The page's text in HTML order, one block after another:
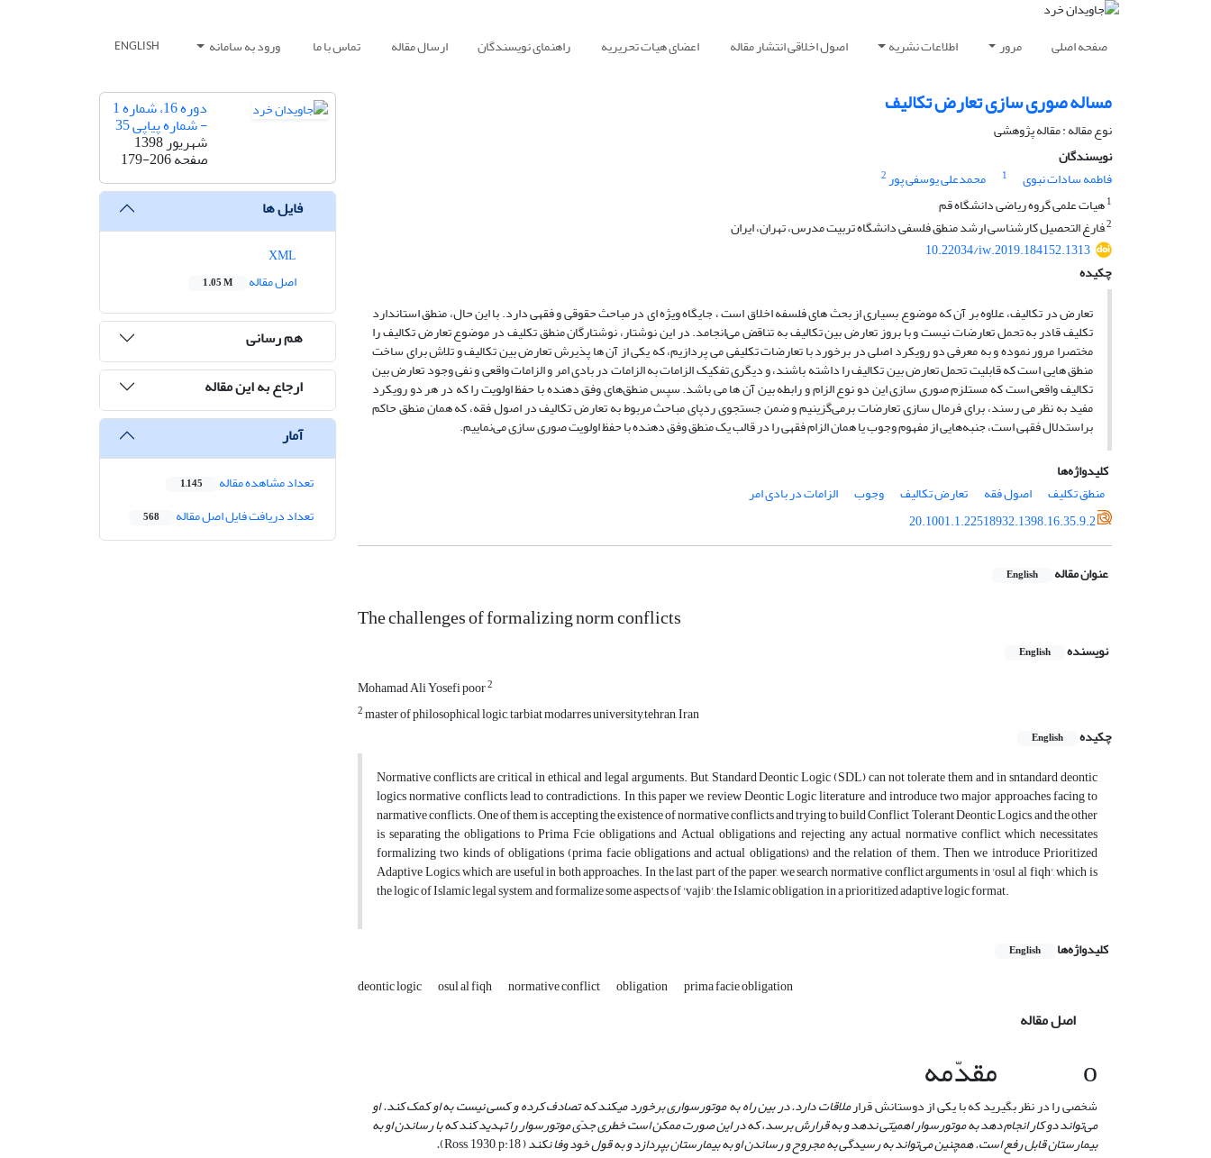
صفحه اصلی مرور اطلاعات نشریه اصول اخلاقی انتشار مقاله اعضای هیات تحریریه راهنمای نویسندگان ارسال مقاله تماس با ما ورود به سامانه ENGLISH
مساله صوری سازی تعارض تکالیف
نوع مقاله : مقاله پژوهشی
نویسندگان
فاطمه سادات نبوی
1 محمدعلی یوسفی پور2
1هیات علمی گروه ریاضی دانشگاه قم
2َفارغ التحصیل کارشناسی ارشد منطق فلسفی دانشگاه تربیت مدرس، تهران، ایران
10.22034/iw.2019.184152.1313
چکیده
تعارض در تکالیف، علاوه بر آن که موضوع بسیاری از بحث های فلسفه اخلاق است ، جایگاه ویژه ای در مباحث حقوقی و فقهی دارد. با این حال، منطق استاندارد
تکلیف قادر به تحمل تعارضات نیست و با بروز تعارض بین تکالیف به تناقض می‌انجامد. در این نوشتار، نوشتارگان منطق تکلیف در موضوع تعارض تکالیف را
مختصرا مرور نموده و به معرفی دو رویکرد اصلی در برخورد با تعارضات تکلیفی می پردازیم، که یکی از آن ها پذیرش تعارض بین تکالیف و تلاش برای ساخت
منطق هایی است که قابلیت تحمل تعارض بین تکالیف را داشته باشند، و دیگری تفکیک الزامات به الزامات در بادی امر و الزامات واقعی و نفی وجود تعارض بین
تکالیف واقعی است که مستلزم صوری سازی این دو نوع الزام و رابطه بین آن ها می باشد. سپس منطق‌های وفق دهنده با حفظ اولویت را که در هر دو رویکرد
مفید به نظر می رسند، برای فرمال سازی تعارضات برمی‌گزینیم و ضمن جستجوی ردپای مباحث مربوط به تعارض تکالیف در اصول فقه، که همان منطق حاکم
براستدلال فقهی است، جنبه‌هایی از مفهوم وجوب یا همان الزام فقهی را در قالب یک منطق وفق دهنده با حفظ اولویت صوری سازی می‌نماییم.
کلیدواژه‌ها
منطق تکلیف
اصول فقه تعارض تکالیف وجوب
الزامات در بادی امر
20.1001.1.22518932.1398.16.35.9.2
عنوان مقاله English
The challenges of formalizing norm conflicts
نویسنده English
Mohamad Ali Yosefi poor2
2master of philosophical logic, tarbiat modarres university,tehran, Iran
چکیده
English
Normative conflicts are critical in ethical and legal arguments. But, Standard Deontic Logic (SDL) can not tolerate them and in sntandard deontic
logics normative conflicts lead to contradictions. In this paper we review Deontic Logic literature and introduce two major approaches facing to
narmative conflicts. One of them is accepting the existence of normative conflicts and trying to build Conflict Tolerant Deontic Logics, and the other
is separating the obligations to Prima Fcie obligations and Actual obligations and rejecting any actual normative conflict, which necessitates
formalizing two kinds of obligations (prima facie obligations and actual obligations) and the relation of them. Then we introduce Prioritized
Adaptive Logics, which are useful in both approaches. In the last part of the paper, we search normative conflict arguments in 'osul al fiqh', which is
the logic of Islamic legal system, and formalize some aspects of 'vajib', the Islamic obligation, in a prioritized adaptive logic format.
کلیدواژه‌ها English
deontic logic osul al fiqh normative conflict obligation prima facie obligation
اصل مقاله
o مقدّمه
شخصی را در نظر بگیرید که با یکی از دوستانش قرارملاقات دارد. در بین راه به موتورسواری برخورد می­کند که تصادف کرده و کسی نیست به او کمک کند. او
می‌تواند دو کار انجام دهد به موتورسوار اهمیّتی ندهد و به قرارش برسد، که در این صورت ممکن است خطری جدّی موتورسوار را تهدید کند که با رساندن او به
بیمارستان قابل رفع است. همچنین می‌تواند به رسیدگی به مجروح و رساندن او به بیمارستان بپردازد و به قول خود وفا نکند( Ross, 1930, p:18)
.
دوره 16، شماره 1
- شماره پیاپی 35
شهریور 1398
صفحه179-206
فایل ها
اصل مقاله
1.05 M
هم رسانی
ارجاع به این مقاله
آمار
تعداد مشاهده مقاله 1,145
تعداد دریافت فایل اصل مقاله 568